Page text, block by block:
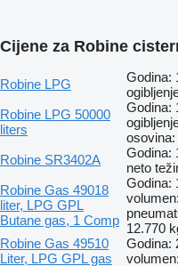
Cijene za Robine
Robine LPG
Godina:
Robine LPG 50000
liters
Godina:
osovina:
Robine SR3402A
Godina:
neto
Robine Gas 49018
liter, LPG GPL
Butane gas, 1 Comp
Godina:
12.770
Robine Gas 49510
Liter, LPG GPL gas
Godina: